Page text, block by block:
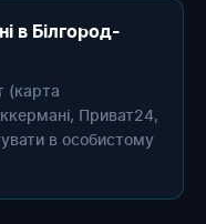
в Білгород-
(карта
Приват24,
в особистому